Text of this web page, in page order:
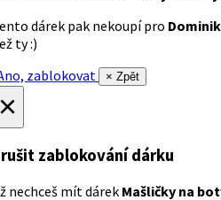
dárek pak nekoupí pro
ty :)
zablokovat
× Zpět
zablokování dárku
nechceš mít dárek Mašličky na